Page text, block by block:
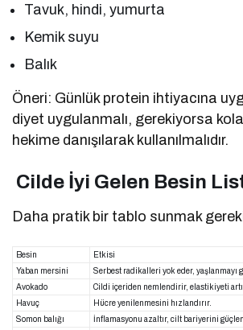
Tavuk, hindi, yumurta
Kemik suyu
Balık
Öneri: Günlük protein ihtiyacına
diyet uygulanmalı, gerekiyorsa
hekime danışılarak kullanılmalıdır.
Cilde İyi Gelen Besin
Daha pratik bir tablo sunmak
Besin
Etkisi
Yaban mersini
Serbest radikalleri yok eder, yaşlanmayı
Avokado
Cildi içeriden nemlendirir, elastikiyeti
Havuç
Hücre yenilenmesini hızlandırır.
Somon balığı
İnflamasyonu azaltır, cilt bariyerini